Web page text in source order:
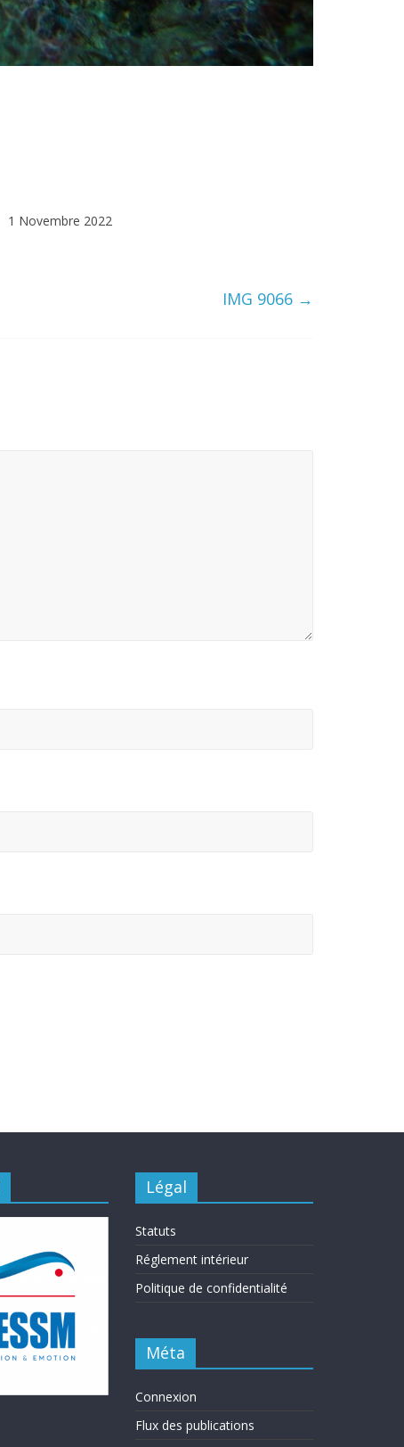
1 Novembre 2022
IMG 9066 →
Légal
Statuts
Réglement intérieur
Politique de confidentialité
Méta
Connexion
Flux des publications